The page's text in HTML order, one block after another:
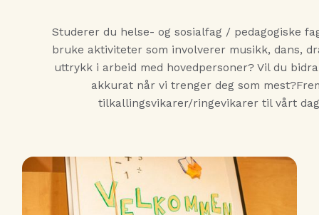
Studerer du helse- og sosialfag / pedagogiske
bruke aktiviteter som involverer musikk, dans,
uttrykk i arbeid med hovedpersoner? Vil du
akkurat når vi trenger deg som
tilkallingsvikarer/ringevikarer til vårt